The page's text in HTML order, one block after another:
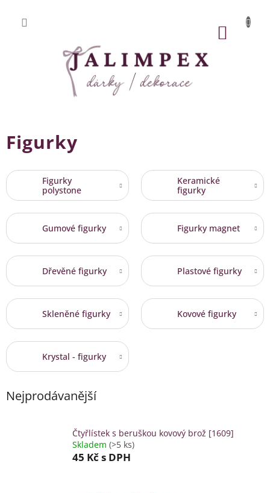
obsah
Figurky
Figurky
polystone
Keramické
figurky
Gumové figurky Figurky magnet
Dřevěné figurky Plastové figurky
Skleněné figurky Kovové figurky
Krystal - figurky
Nejprodávanější
Čtyřlístek s beruškou kovový brož [1609]
Skladem (>5 ks)
45 Kčs DPH